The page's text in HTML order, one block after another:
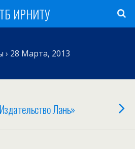
ИРНИТУ
› 28 Марта, 2013
Лань»